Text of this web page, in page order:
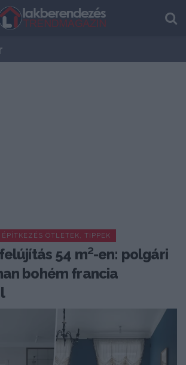
ÖTLETEK, TIPPEK
54 m²-en: polgári
bohém francia